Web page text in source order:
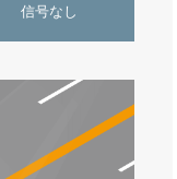
信号なし